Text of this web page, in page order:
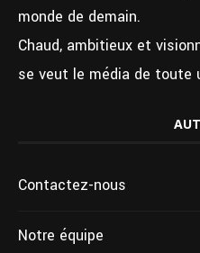
monde de demain.
Chaud, ambitieux et
se veut le média de toute
Contactez-nous
Notre équipe